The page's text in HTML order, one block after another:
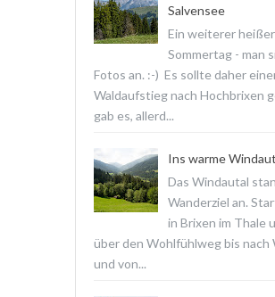
Salvensee
Ein weiterer heißer
Sommertag - man
Fotos an. :-) Es sollte daher
Waldaufstieg nach Hochbrixen
gab es, allerd...
Ins warme
Das Windautal
Wanderziel an.
in Brixen im Thale
über den Wohlfühlweg bis
und von...